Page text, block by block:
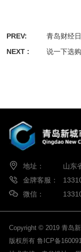
PREV:
青岛财经
NEXT :
说一下选
地址：
山东
金牌客服：
微信：
Copyright © 2019 青岛
版权所有 鲁ICP备